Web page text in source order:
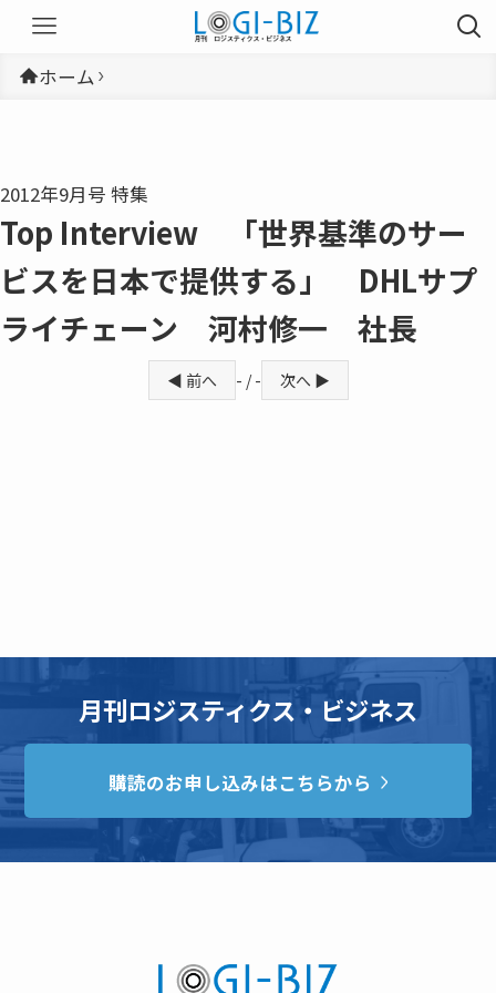
ホーム
2012年9月号 特集
Top Interview 「世界基準のサー
ビスを日本で提供する」 DHLサプ
ライチェーン 河村修一 社長
◀ 前へ - / - 次へ ▶
月刊ロジスティクス・ビジネス
購読のお申し込みはこちらから